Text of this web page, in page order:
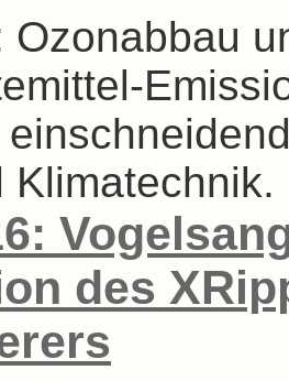
Ozonabbau
Klimatechnik.
des